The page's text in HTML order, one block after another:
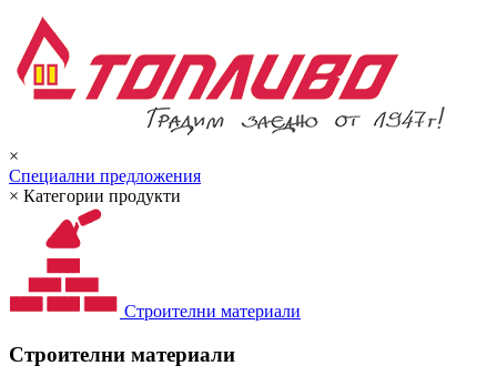
×
Специални предложения
× Категории продукти
Строителни материали
Строителни материали